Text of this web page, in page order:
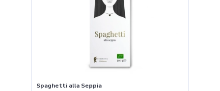
Spaghetti alla Seppia